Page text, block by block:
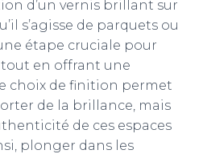
d’un vernis brillant sur
s’agisse de parquets ou
étape cruciale pour
en offrant une
choix de finition permet
de la brillance, mais
de ces espaces
plonger dans les